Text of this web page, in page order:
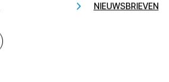
NIEUWSBRIEVEN